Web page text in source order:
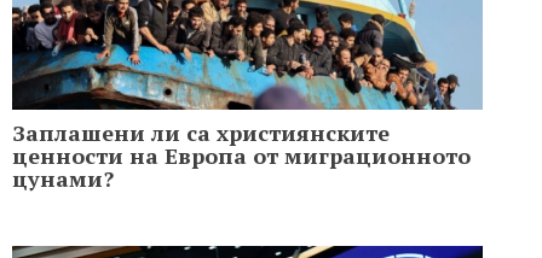
Заплашени ли са християнските
ценности на Европа от миграционното
цунами?